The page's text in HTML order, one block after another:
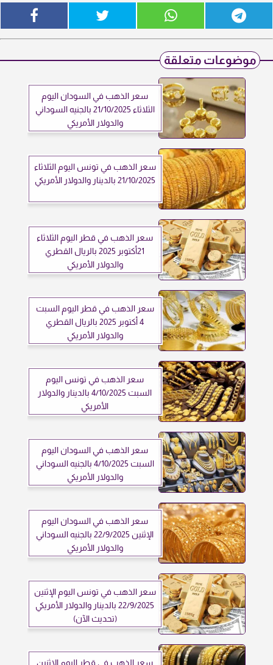
موضوعات متعلقة
سعر الذهب في السودان اليوم
الثلاثاء 21/10/2025 بالجنيه السوداني
والدولار الأمريكي
سعر الذهب في تونس اليوم الثلاثاء
21/10/2025 بالدينار والدولار الأمريكي
سعر الذهب في قطر اليوم الثلاثاء
21أكتوبر 2025 بالريال القطري
والدولار الأمريكي
سعر الذهب في قطر اليوم السبت
4 أكتوبر 2025 بالريال القطري
والدولار الأمريكي
سعر الذهب في تونس اليوم
السبت 4/10/2025 بالدينار والدولار
الأمريكي
سعر الذهب في السودان اليوم
السبت 4/10/2025 بالجنيه السوداني
والدولار الأمريكي
سعر الذهب في السودان اليوم
الإثنين 22/9/2025 بالجنيه السوداني
والدولار الأمريكي
سعر الذهب في تونس اليوم الإثنين
22/9/2025 بالدينار والدولار الأمريكي
(تحديث الآن)
سعر الذهب في قطر اليوم الإثنين